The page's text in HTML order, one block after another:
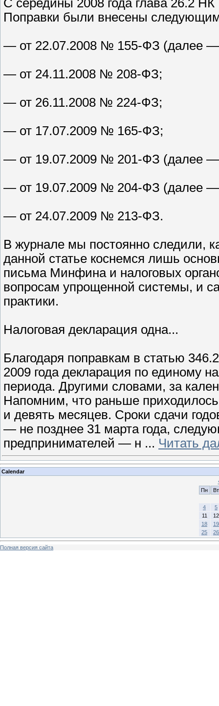
Поправки были внесены
— от 22.07.2008 № 155-ФЗ (далее
— от 24.11.2008 № 208-ФЗ;
— от 26.11.2008 № 224-ФЗ;
— от 17.07.2009 № 165-ФЗ;
— от 19.07.2009 № 201-ФЗ (далее
— от 19.07.2009 № 204-ФЗ (далее
— от 24.07.2009 № 213-ФЗ.
В журнале мы постоянно следили,
данной статье коснемся лишь
письма Минфина и налоговых
вопросам упрощенной системы, и
практики.
Налоговая декларация одна...
Благодаря поправкам в статью
2009 года декларация по единому
периода. Другими словами, за
Напомним, что раньше
и девять месяцев. Сроки сдачи
— не позднее 31 марта года,
предпринимателей — н ... Читать
Calendar
Пн
Вт
4
5
11
12
18
19
25
26
Полная версия сайта